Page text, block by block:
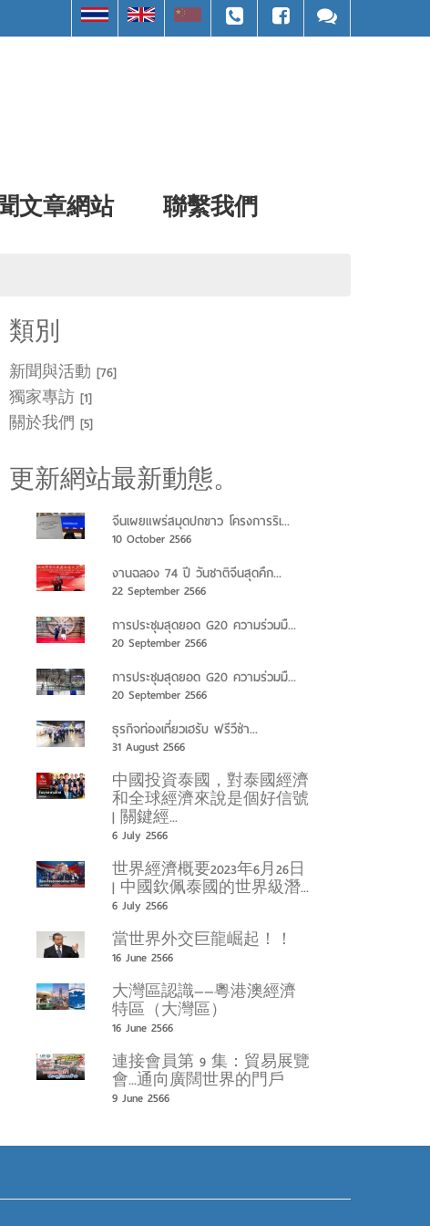
文章網站 聯繫我們
類別
新聞與活動 [76]
獨家專訪 [1]
關於我們 [5]
更新網站最新動態。
จีนเผยแพร่สมุดปกขาว โครงการริเ...
10 October 2566
งานฉลอง 74 ปี วันชาติจีนสุดคึก...
22 September 2566
การประชุมสุดยอด G20 ความร่วมมื...
20 September 2566
การประชุมสุดยอด G20 ความร่วมมื...
20 September 2566
ธุรกิจท่องเที่ยวเฮรับ ฟรีวีซ่า...
31 August 2566
中國投資泰國，對泰國經濟
和全球經濟來說是個好信號
| 關鍵經...
6 July 2566
世界經濟概要2023年6月26日
| 中國欽佩泰國的世界級潛...
6 July 2566
當世界外交巨龍崛起！！
16 June 2566
大灣區認識——粵港澳經濟
特區（大灣區）
16 June 2566
連接會員第 9 集：貿易展覽
會...通向廣闊世界的門戶
9 June 2566